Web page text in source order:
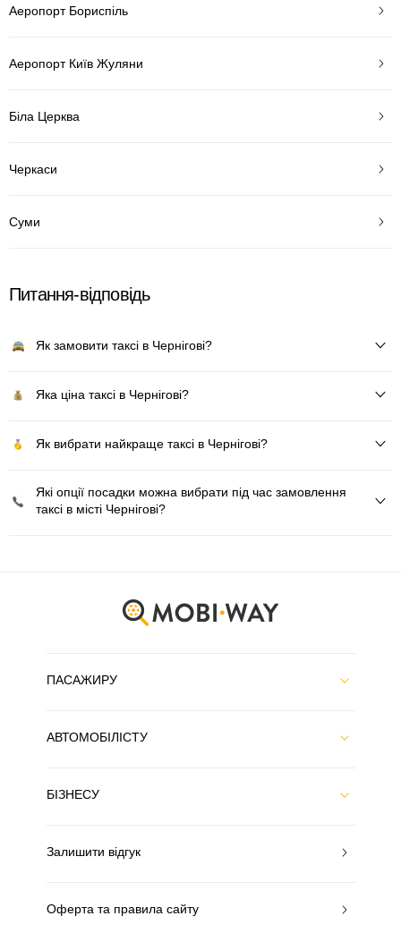
Аеропорт Бориспіль
Аеропорт Київ Жуляни
Біла Церква
Черкаси
Суми
Питання-відповідь
Як замовити таксі в Чернігові?
Яка ціна таксі в Чернігові?
Як вибрати найкраще таксі в Чернігові?
Які опції посадки можна вибрати під час замовлення
таксі в місті Чернігові?
ПАСАЖИРУ
АВТОМОБІЛІСТУ
БІЗНЕСУ
Залишити відгук
Оферта та правила сайту